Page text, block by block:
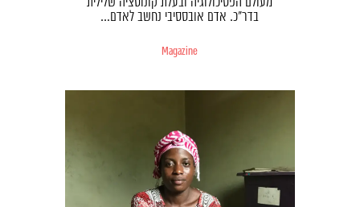
בדר״כ. אדם אובססיבי נחשב לאדם…
Magazine